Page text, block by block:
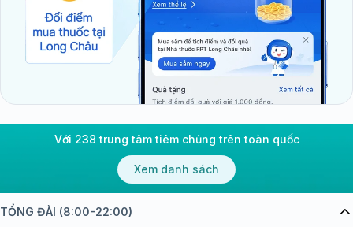
Với 238 trung tâm tiêm chủng trên toàn quốc
Xem danh sách
TỔNG ĐÀI (8:00-22:00)